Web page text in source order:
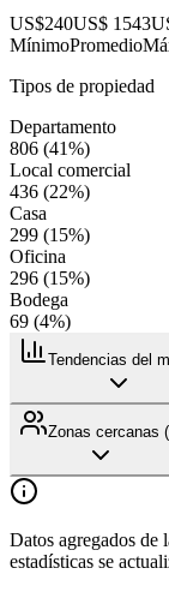
US$240US$ 1543
MínimoPromedio
Tipos de propiedad
Departamento
806 (41%)
Local comercial
436 (22%)
Casa
299 (15%)
Oficina
296 (15%)
Bodega
69 (4%)
Tendencias del
Zonas cercanas (
Datos agregados de
estadísticas se